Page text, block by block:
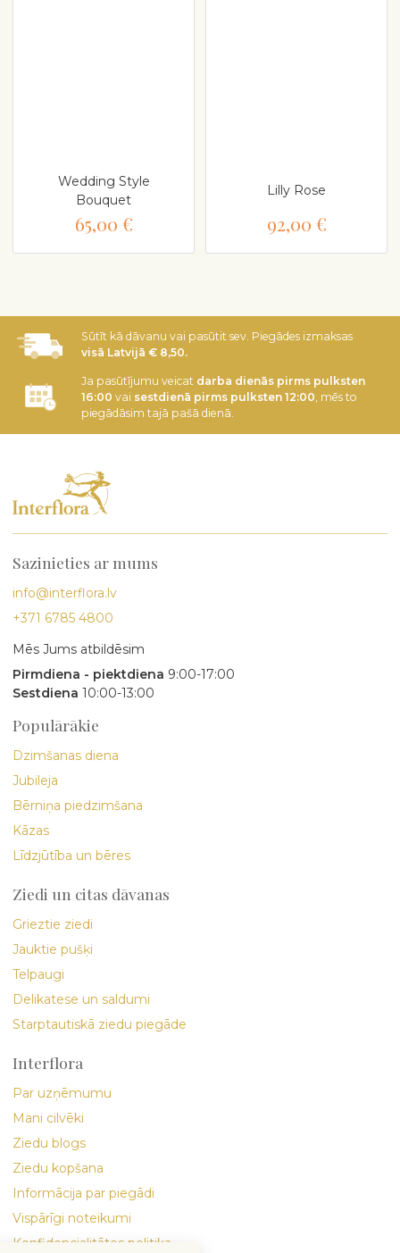
Wedding Style
Bouquet
65,00 €
Lilly Rose
92,00 €
Sūtīt kā dāvanu vai pasūtit sev. Piegādes izmaksas
visā Latvijā € 8,50.
Ja pasūtījumu veicat darba dienās pirms pulksten
16:00 vai sestdienā pirms pulksten 12:00, mēs to
piegādāsim tajā pašā dienā.
Sazinieties ar mums
info@interflora.lv
+371 6785 4800
Mēs Jums atbildēsim
Pirmdiena - piektdiena 9:00-17:00
Sestdiena 10:00-13:00
Populārākie
Dzimšanas diena
Jubileja
Bērniņa piedzimšana
Kāzas
Līdzjūtība un bēres
Ziedi un citas dāvanas
Grieztie ziedi
Jauktie pušķi
Telpaugi
Delikatese un saldumi
Starptautiskā ziedu piegāde
Interflora
Par uzņēmumu
Mani cilvēki
Ziedu blogs
Ziedu kopšana
Informācija par piegādi
Vispārīgi noteikumi
Konfidencialitātes politika